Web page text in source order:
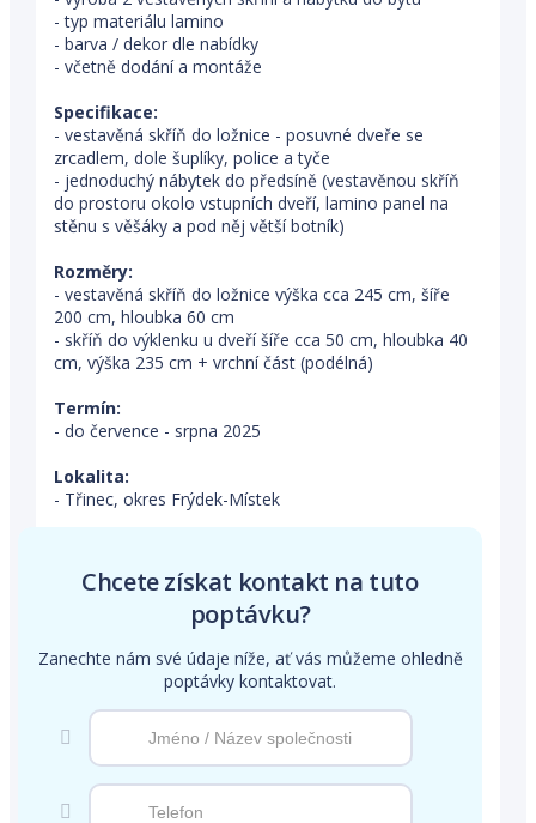
- typ materiálu lamino
- barva / dekor dle nabídky
- včetně dodání a montáže
Specifikace:
- vestavěná skříň do ložnice - posuvné dveře se
zrcadlem, dole šuplíky, police a tyče
- jednoduchý nábytek do předsíně (vestavěnou skříň
do prostoru okolo vstupních dveří, lamino panel na
stěnu s věšáky a pod něj větší botník)
Rozměry:
- vestavěná skříň do ložnice výška cca 245 cm, šíře
200 cm, hloubka 60 cm
- skříň do výklenku u dveří šíře cca 50 cm, hloubka 40
cm, výška 235 cm + vrchní část (podélná)
Termín:
- do července - srpna 2025
Lokalita:
- Třinec, okres Frýdek-Místek
Chcete získat kontakt na tuto
poptávku?
Zanechte nám své údaje níže, ať vás můžeme ohledně
poptávky kontaktovat.